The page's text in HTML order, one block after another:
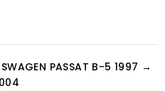
PASSAT B-5 1997 →